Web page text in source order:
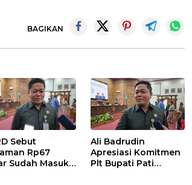
BAGIKAN
Sebut
Rp67
Sudah Masuk
Ali Badrudin
Apresiasi Komitmen
Plt Bupati Pati